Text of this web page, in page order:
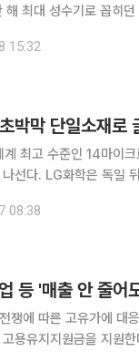
해 최대 성수기로 꼽히
15:32
박막 단일소재로
계 최고 수준인 14마이
최대 패키징 산업 전시회 ‘인터팩
08:38
등 '매출 안 줄어
쟁에 따른 고유가에 대
지원한다. 고용노동부는 항공운송업, 고무·플라스틱 제조